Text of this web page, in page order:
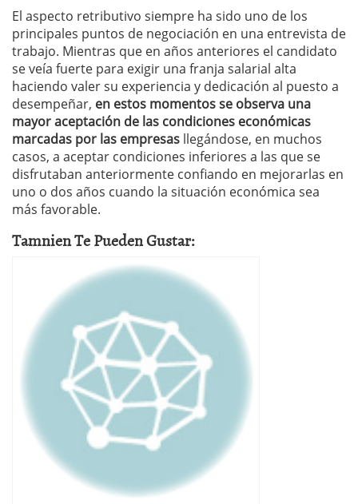
El aspecto retributivo siempre ha sido uno de los
principales puntos de negociación en una entrevista de
trabajo. Mientras que en años anteriores el candidato
se veía fuerte para exigir una franja salarial alta
haciendo valer su experiencia y dedicación al puesto a
desempeñar, en estos momentos se observa una
mayor aceptación de las condiciones económicas
marcadas por las empresas llegándose, en muchos
casos, a aceptar condiciones inferiores a las que se
disfrutaban anteriormente confiando en mejorarlas en
uno o dos años cuando la situación económica sea
más favorable.
Tamnien Te Pueden Gustar: